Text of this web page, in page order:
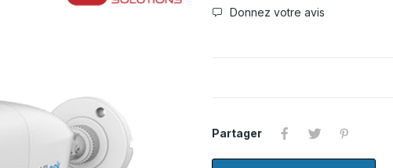
Donnez votre avis
Partager